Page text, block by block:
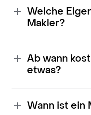
Welche
Makler?
Ab wann
etwas?
Wann ist ein